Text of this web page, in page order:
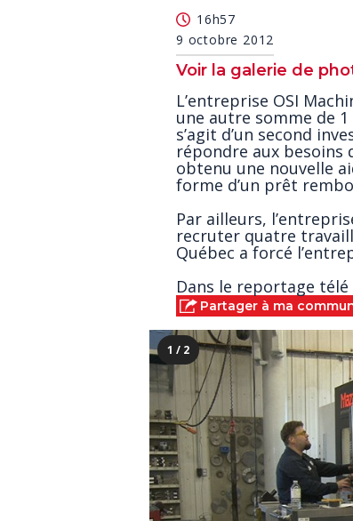
16h57
9 octobre 2012
Voir la galerie de
L’entreprise OSI
une autre somme de
s’agit d’un second
répondre aux besoins
obtenu une nouvelle
forme d’un prêt
Par ailleurs,
recruter quatre
Québec a forcé
Dans le reportage
Partager à ma
1 / 2